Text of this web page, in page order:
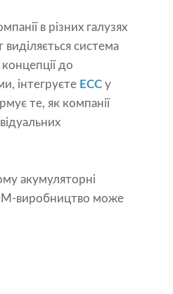
в різних галузях
виділяється система
до
інтегруєте ЕСС у
те, як компанії
акумуляторні
виробництво може